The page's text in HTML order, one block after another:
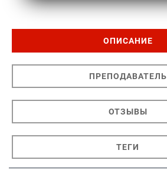
ОПИСАНИЕ
ПРЕПОДАВАТЕЛЬ
ОТЗЫВЫ
ТЕГИ